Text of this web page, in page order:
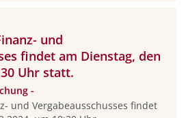
und
findet am Dienstag, den
Uhr statt.
-
und Vergabeausschusses findet